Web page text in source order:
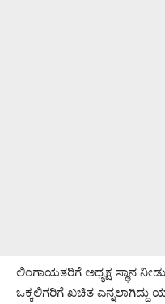
ಲಿಂಗಾಯತರಿಗೆ ಅಧ್ಯಕ್ಷ ಸ್ಥಾನ
ಒಕ್ಕಲಿಗರಿಗೆ ಖಚಿತ ಎನ್ನಲಾಗಿದ್ದು